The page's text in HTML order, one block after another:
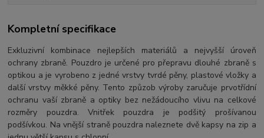
Kompletní specifikace
Exkluzivní kombinace nejlepších materiálů a nejvyšší úroveň
ochrany zbraně. Pouzdro je určené pro přepravu dlouhé zbraně s
optikou a je vyrobeno z jedné vrstvy tvrdé pěny, plastové vložky a
další vrstvy měkké pěny. Tento způzob výroby zaručuje prvotřídní
ochranu vaší zbraně a optiky bez nežádoucího vlivu na celkové
rozměry pouzdra. Vnitřek pouzdra je podšitý prošívanou
podšívkou. Na vnější straně pouzdra naleznete dvě kapsy na zip a